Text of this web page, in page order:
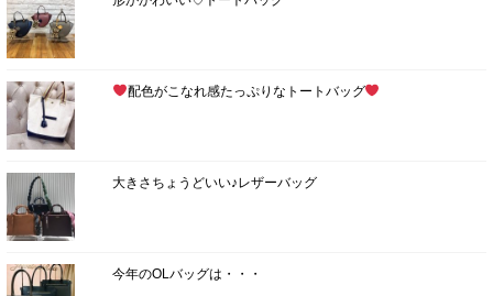
配色がこなれ感たっぷりなトートバッグ
大きさちょうどいい♪レザーバッグ
今年のOLバッグは・・・